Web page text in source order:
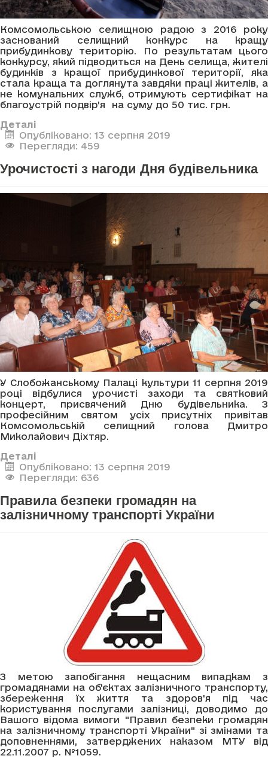
Комсомольською селищною радою з 2016 року
заснований селищний конкурс на кращу
прибудинкову територію. По результатам цього
конкурсу, який підводиться на День селища, жителі
будинків з кращої прибудинкової території, яка
стала краща та доглянута завдяки праці жителів, а
не комунальних служб, отримують сертифікат на
благоустрій подвір’я на суму до 50 тис. грн.
Деталі
Опубліковано: 13 серпня 2019
Перегляди: 459
Урочистості з нагоди Дня будівельника
У Слобожанському Палаці культури 11 серпня 2019
році відбулися урочисті заходи та святковий
концерт, присвячений Дню будівельника. З
професійним святом усіх присутніх привітав
Комсомольській селищний голова Дмитро
Миколайович Діхтяр.
Деталі
Опубліковано: 13 серпня 2019
Перегляди: 636
Правила безпеки громадян на
залізничному транспорті України
З метою запобігання нещасним випадкам з
громадянами на об'єктах залізничного транспорту,
збереження їх життя та здоров'я під час
користування послугами залізниці, доводимо до
Вашого відома вимоги "Правил безпеки громадян
на залізничному транспорті України" зі змінами та
доповненнями, затверджених наказом МТУ від
22.11.2007 р. №1059.